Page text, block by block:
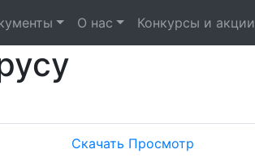
О нас Конкурсы и акции
Скачать Просмотр